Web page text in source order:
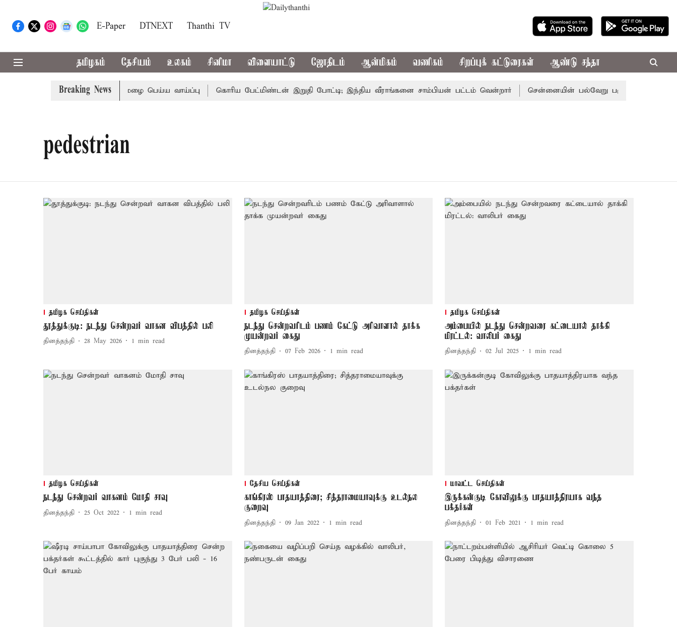
E-Paper DTNEXT Thanthi TV
தமிழகம் தேசியம் உலகம் சினிமா விளையாட்டு ஜோதிடம் ஆன்மிகம் வணிகம் சிறப்புக் கட்டுரைகள் ஆண்டு சந்தா
Breaking News
இரவு 7 மணிவரை மழை பெய்ய வாய்ப்பு கொரிய பேட்மிண்டன் இறுதி போட்டி; இந்திய வீராங்கனை சாம்பியன் பட்டம் வென்றார் சென்னையின் பல்வேறு பகுதிகளில் கனமழை
pedestrian
தமிழக செய்திகள்
தூத்துக்குடி: நடந்து சென்றவர் வாகன விபத்தில் பலி
தினத்தந்தி 28 May 2026 1 min read
தமிழக செய்திகள்
நடந்து சென்றவரிடம் பணம் கேட்டு அரிவாளால் தாக்க
முயன்றவர் கைது
தினத்தந்தி 07 Feb 2026 1 min read
தமிழக செய்திகள்
அம்பையில் நடந்து சென்றவரை கட்டையால் தாக்கி
மிரட்டல்: வாலிபர் கைது
தினத்தந்தி 02 Jul 2025 1 min read
தமிழக செய்திகள்
நடந்து சென்றவர் வாகனம் மோதி சாவு
தினத்தந்தி 25 Oct 2022 1 min read
தேசிய செய்திகள்
காங்கிரஸ் பாதயாத்திரை; சித்தராமையாவுக்கு உடல்நல
குறைவு
தினத்தந்தி 09 Jan 2022 1 min read
மாவட்ட செய்திகள்
இருக்கன்குடி கோவிலுக்கு பாதயாத்திரயாக வந்த
பக்தர்கள்
தினத்தந்தி 01 Feb 2021 1 min read